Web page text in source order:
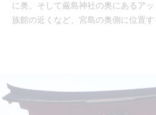
に奥、そして厳島神社の奥にあるア
族館の近くなど、宮島の奥側に位置す